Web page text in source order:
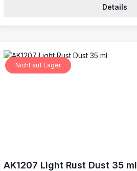
Details
Nicht auf Lager
AK1207 Light Rust Dust 35 ml